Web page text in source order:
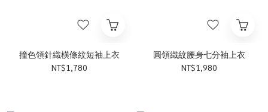
撞色領針織橫條紋短袖上衣
NT$1,780
圓領織紋腰身七分袖上衣
NT$1,980